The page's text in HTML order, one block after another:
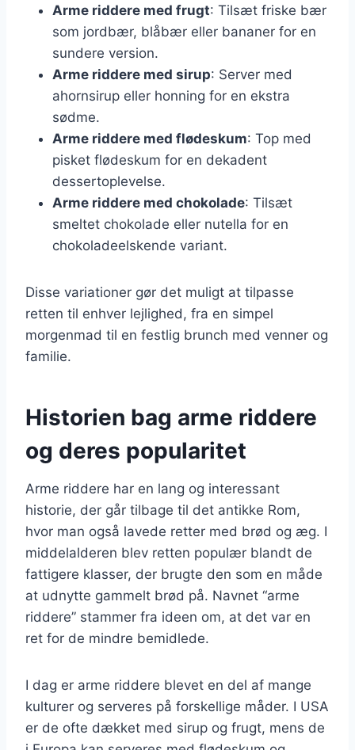
Arme riddere med frugt: Tilsæt friske bær
som jordbær, blåbær eller bananer for en
sundere version.
Arme riddere med sirup: Server med
ahornsirup eller honning for en ekstra
sødme.
Arme riddere med flødeskum: Top med
pisket flødeskum for en dekadent
dessertoplevelse.
Arme riddere med chokolade: Tilsæt
smeltet chokolade eller nutella for en
chokoladeelskende variant.
Disse variationer gør det muligt at tilpasse
retten til enhver lejlighed, fra en simpel
morgenmad til en festlig brunch med venner og
familie.
Historien bag arme riddere
og deres popularitet
Arme riddere har en lang og interessant
historie, der går tilbage til det antikke Rom,
hvor man også lavede retter med brød og æg. I
middelalderen blev retten populær blandt de
fattigere klasser, der brugte den som en måde
at udnytte gammelt brød på. Navnet “arme
riddere” stammer fra ideen om, at det var en
ret for de mindre bemidlede.
I dag er arme riddere blevet en del af mange
kulturer og serveres på forskellige måder. I USA
er de ofte dækket med sirup og frugt, mens de